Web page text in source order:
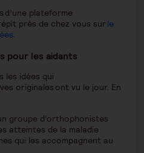
d’une plateforme
près de chez vous surle
pour les aidants
les idées qui
originales ont vu le jour. En
groupe d’orthophonistes
atteintes de la maladie
qui les accompagnent au